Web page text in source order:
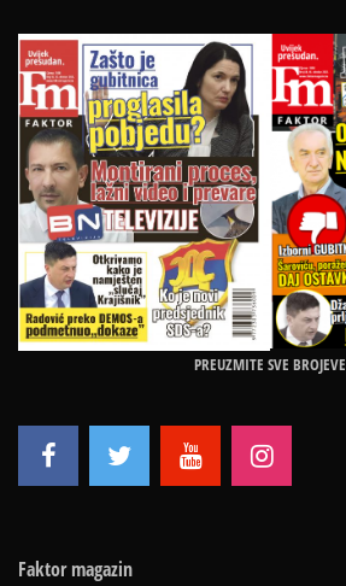
PREUZMITE SVE BROJEVE
Faktor magazin